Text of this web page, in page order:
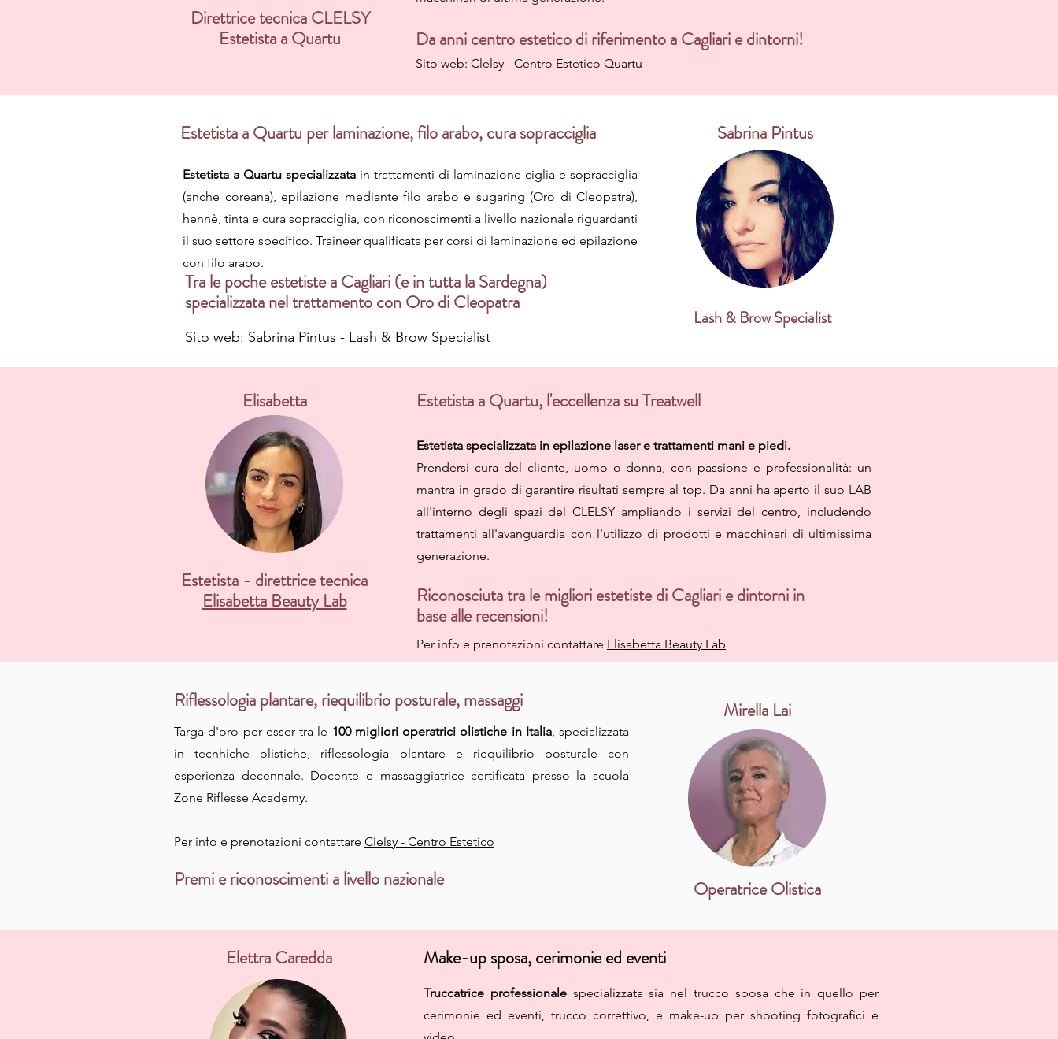
Direttrice tecnica CLELSY
Estetista a Quartu
Sito web: Clelsy - Centro Estetico Quartu
Da anni centro estetico di riferimento a Cagliari e dintorni!
Estetista a Quartu per laminazione, filo arabo, cura sopracciglia
Estetista a Quartu specializzata in trattamenti di laminazione ciglia e sopracciglia
(anche coreana), epilazione mediante filo arabo e sugaring (Oro di Cleopatra),
hennè, tinta e cura sopracciglia, con riconoscimenti a livello nazionale riguardanti
il suo settore specifico. Traineer qualificata per corsi di laminazione ed epilazione
con filo arabo.
Tra le poche estetiste a Cagliari (e in tutta la Sardegna)
specializzata nel trattamento con Oro di Cleopatra
Sabrina Pintus
Lash & Brow Specialist
Sito web: Sabrina Pintus - Lash & Brow Specialist
Elisabetta
Estetista - direttrice tecnica
Elisabetta Beauty Lab
Estetista a Quartu, l'eccellenza su Treatwell
Estetista specializzata in epilazione laser e trattamenti mani e piedi.
Prendersi cura del cliente, uomo o donna, con passione e professionalità: un
mantra in grado di garantire risultati sempre al top. Da anni ha aperto il suo LAB
all'interno degli spazi del CLELSY ampliando i servizi del centro, includendo
trattamenti all'avanguardia con l'utilizzo di prodotti e macchinari di ultimissima
generazione.
Per info e prenotazioni contattare Elisabetta Beauty Lab
Riconosciuta tra le migliori estetiste di Cagliari e dintorni in
base alle recensioni!
Riflessologia plantare, riequilibrio posturale, massaggi
Targa d'oro per esser tra le 100 migliori operatrici olistiche in Italia, specializzata
in tecnhiche olistiche, riflessologia plantare e riequilibrio posturale con
esperienza decennale. Docente e massaggiatrice certificata presso la scuola
Zone Riflesse Academy.
Per info e prenotazioni contattare Clelsy - Centro Estetico
Premi e riconoscimenti a livello nazionale
Mirella Lai
Operatrice Olistica
Elettra Caredda
Truccatrice professionalespecializzata sia nel trucco sposa che in quello per
cerimonie ed eventi, trucco correttivo, e make-up per shooting fotografici e
Make-up sposa, cerimonie ed eventi